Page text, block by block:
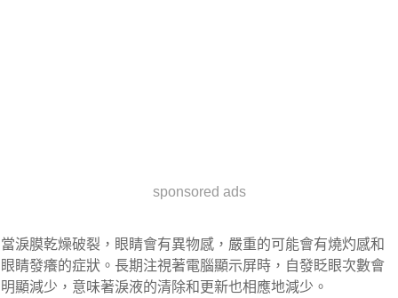
sponsored ads
當淚膜乾燥破裂，眼睛會有異物感，嚴重的可能會有燒灼感和
眼睛發癢的症狀。長期注視著電腦顯示屏時，自發眨眼次數會
明顯減少，意味著淚液的清除和更新也相應地減少。